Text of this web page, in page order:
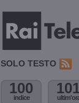
SOLO TESTO
100
indice